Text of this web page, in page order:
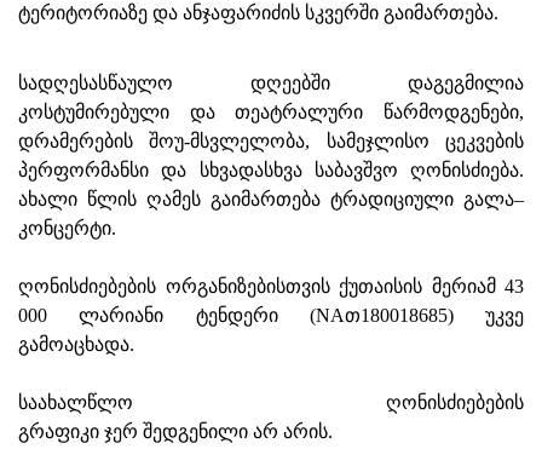
ტერიტორიაზე და ანჯაფარიძის სკვერში გაიმართება.
სადღესასწაულო დღეებში დაგეგმილია
კოსტუმირებული და თეატრალური წარმოდგენები,
დრამერების შოუ-მსვლელობა, სამეჯლისო ცეკვების
პერფორმანსი და სხვადასხვა საბავშვო ღონისძიება.
ახალი წლის ღამეს გაიმართება ტრადიციული გალა–
კონცერტი.
ღონისძიებების ორგანიზებისთვის ქუთაისის მერიამ 43
000 ლარიანი ტენდერი (NAთ180018685) უკვე
გამოაცხადა.
საახალწლო ღონისძიებების
გრაფიკი ჯერ შედგენილი არ არის.